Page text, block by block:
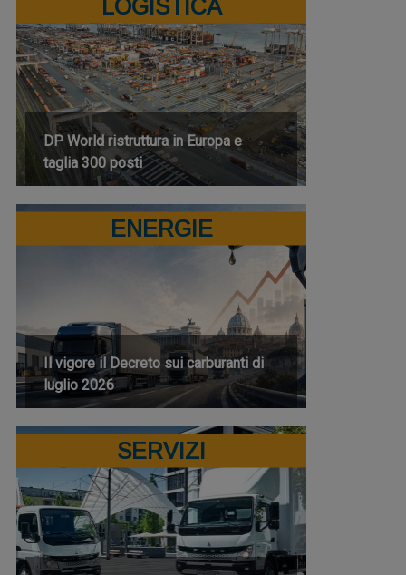
LOGISTICA
DP World ristruttura in Europa e
taglia 300 posti
ENERGIE
Il vigore il Decreto sui carburanti di
luglio 2026
SERVIZI